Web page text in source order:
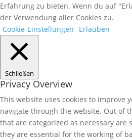
Erfahrung zu bieten. Wenn du auf
der Verwendung aller Cookies zu.
Cookie-Einstellungen
Erlauben
Schließen
Privacy Overview
This website uses cookies to improve
navigate through the website. Out of
that are categorized as necessary are
they are essential for the working of